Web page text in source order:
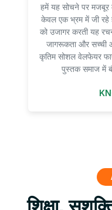
हमें यह सोचने पर मजबूर
केवल एक भ्रम में जी रहे
को उजागर करती यह
जागरूकता और सच्ची
कृतिम सोशल वेलफेयर
पुस्तक समाज में